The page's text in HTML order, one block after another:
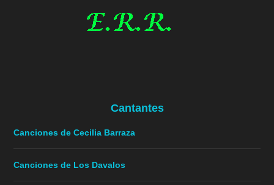
Cantantes
Canciones de Cecilia Barraza
Canciones de Los Davalos